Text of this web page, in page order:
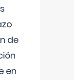
de
en